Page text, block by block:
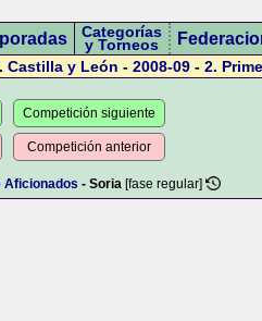
Categorías
y Torneos
Castilla y León - 2008-09 - 2.
Competición siguiente
Competición anterior
Aficionados - Soria [fase regular]